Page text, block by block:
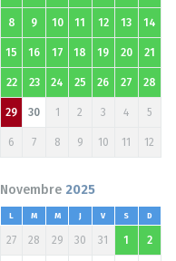
8 9 10 11 12 13 14
15 16 17 18 19 20 21
22 23 24 25 26 27 28
29 30 1 2 3 4 5
6 7 8 9 10 11 12
Novembre 2025
L M M J V S D
27 28 29 30 31 1 2